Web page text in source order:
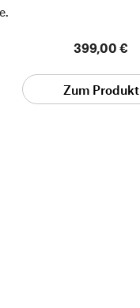
399,00 €
Zum Produkt